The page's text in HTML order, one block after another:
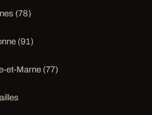
(78)
(91)
et-Marne (77)